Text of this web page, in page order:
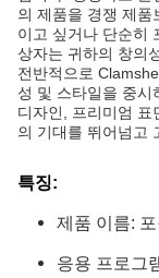
의 제품을 경쟁 제품
이고 싶거나 단순히
상자는 귀하의 창의
전반적으로
성 및 스타일을 중시
디자인, 프리미엄
의 기대를 뛰어넘고
특징:
제품 이름:
응용 프로그